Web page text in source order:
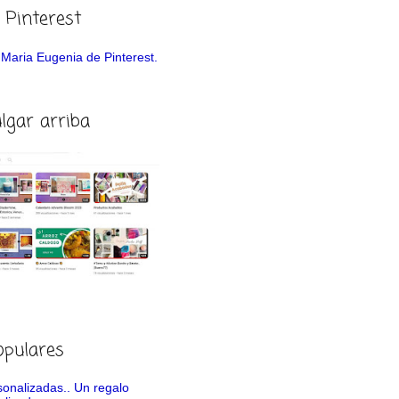
Pinterest
Eugenia de Pinterest.
arriba
Un regalo